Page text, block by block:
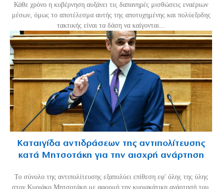
Κάθε χρόνο η κυβέρνηση αυξάνει τις δαπανηρές μισθώσεις εναέριων
μέσων, όμως το αποτέλεσμα αυτής της αποτυχημένης και πολύεξοδης
τακτικής είναι τα δάση να καίγονται...
Καταιγίδα αντιδράσεων της αντιπολίτευσης
κατά Μητσοτάκη για την αισχρή ανάρτηση
Το σύνολο της αντιπολίτευσης εξαπολύει επίθεση εφ' όλης της ύλης
στον Κυριάκο Μητσοτάκη με αφορμή την κυριακάτικη ανάρτησή του.